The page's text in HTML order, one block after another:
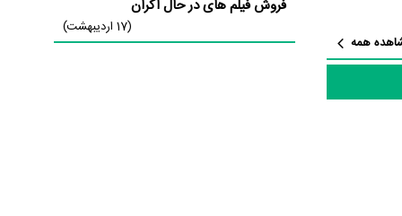
فعالیت
همه
فروش فیلم های در حال اکران
(17 اردیبهشت)